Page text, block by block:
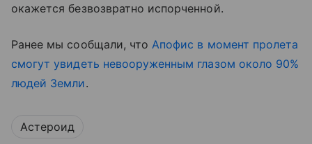
окажется безвозвратно испорченной.
Ранее мы сообщали, чтоАпофис в момент пролета
смогут увидеть невооруженным глазом около 90%
людей Земли.
Астероид